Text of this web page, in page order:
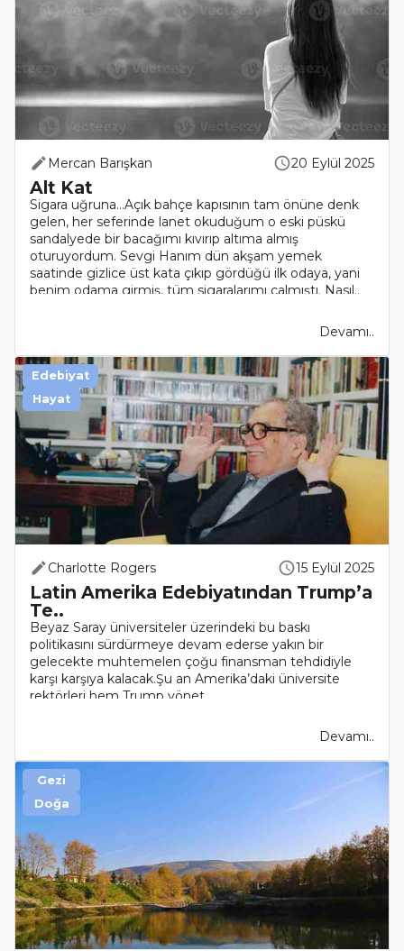
Mercan Barışkan 20 Eylül 2025
Alt Kat
Sigara uğruna…Açık bahçe kapısının tam önüne denk
gelen, her seferinde lanet okuduğum o eski püskü
sandalyede bir bacağımı kıvırıp altıma almış
oturuyordum. Sevgi Hanım dün akşam yemek
saatinde gizlice üst kata çıkıp gördüğü ilk odaya, yani
benim odama girmiş, tüm sigaralarımı çalmıştı. Nasıl..
Devamı..
Charlotte Rogers 15 Eylül 2025
Latin Amerika Edebiyatından Trump’a
Te..
Beyaz Saray üniversiteler üzerindeki bu baskı
politikasını sürdürmeye devam ederse yakın bir
gelecekte muhtemelen çoğu finansman tehdidiyle
karşı karşıya kalacak.Şu an Amerika’daki üniversite
rektörleri hem Trump yönet..
Devamı..
Edebiyat
Hayat
Gezi
Doğa